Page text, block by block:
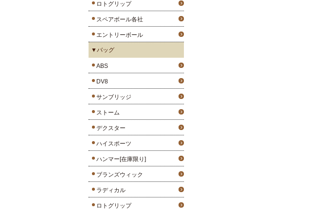
ロトグリップ
スペアボール各社
エントリーボール
▼バッグ
ABS
DV8
サンブリッジ
ストーム
デクスター
ハイスポーツ
ハンマー[在庫限り]
ブランズウィック
ラディカル
ロトグリップ